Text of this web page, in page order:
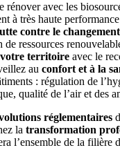
rénover avec les
à très haute
contre le
ressources
territoire avec le
au confort et à la
: régulation de
qualité de l’air et des
réglementaires
la transformation
l’ensemble de la filière